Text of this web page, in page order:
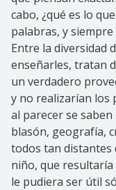
cabo, ¿qué es lo
palabras, y
Entre la diversidad
enseñarles, tratan
un verdadero
y no realizarían los
al parecer se
blasón, geografía,
todos tan distantes
niño, que
le pudiera ser útil